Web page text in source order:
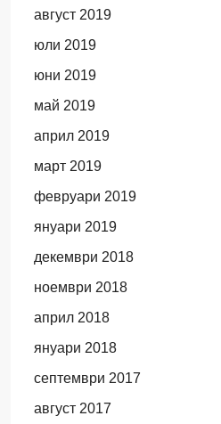
август 2019
юли 2019
юни 2019
май 2019
април 2019
март 2019
февруари 2019
януари 2019
декември 2018
ноември 2018
април 2018
януари 2018
септември 2017
август 2017